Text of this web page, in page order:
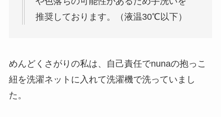
推奨しております。（液温30℃以下）
めんどくさがりの私は、自己責任でnunaの抱っこ
紐を洗濯ネットに入れて洗濯機で洗っていまし
た。